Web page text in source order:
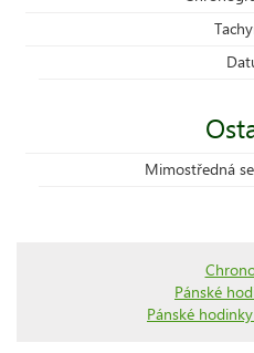
Mimostředná
Pánské
Pánské